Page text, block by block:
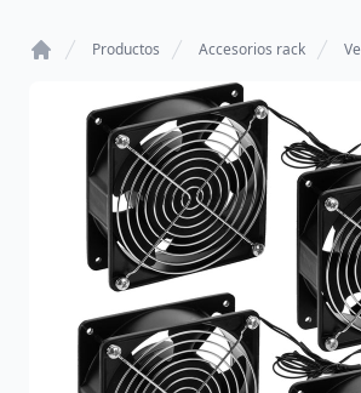
Productos Accesorios rack